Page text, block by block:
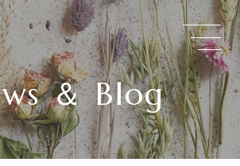
＆ Blog